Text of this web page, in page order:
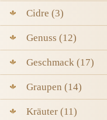
Cidre (3)
Genuss (12)
Geschmack (17)
Graupen (14)
Kräuter (11)